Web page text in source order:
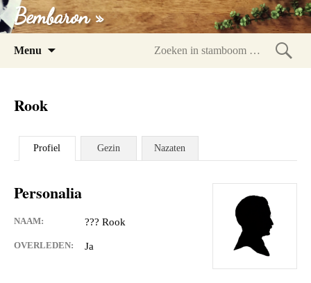
Bembaron »
Menu
Rook
Profiel Gezin Nazaten
Personalia
NAAM: ??? Rook
OVERLEDEN: Ja